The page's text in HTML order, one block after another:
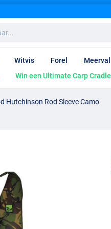
Witvis Forel Meerval
Win een Ultimate Carp Cradle
Hutchinson Rod Sleeve Camo